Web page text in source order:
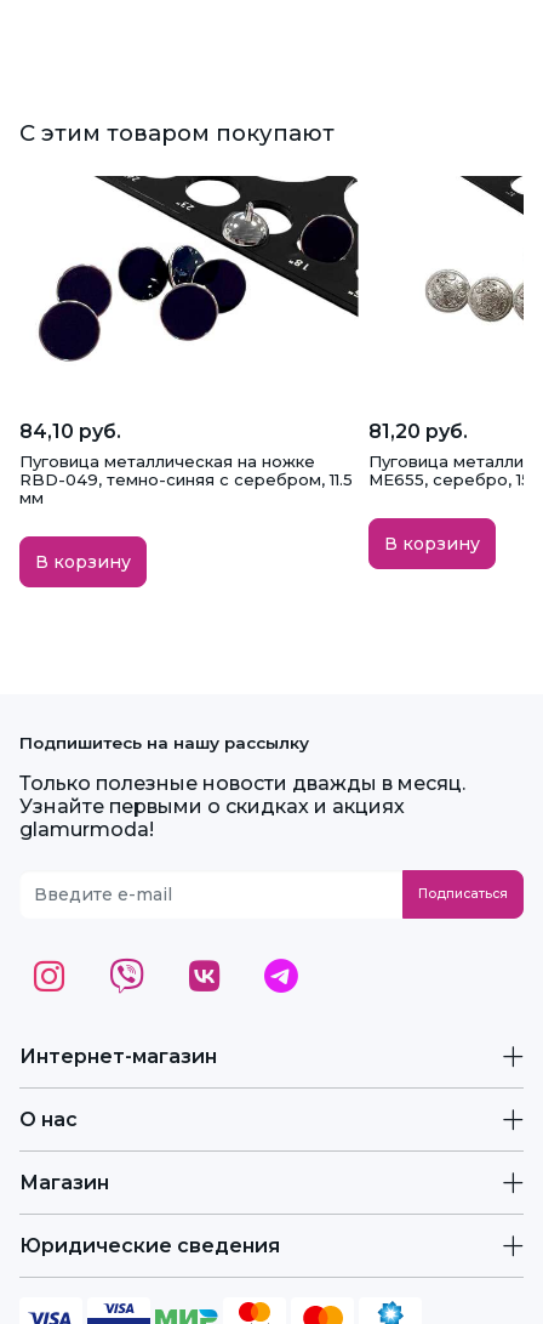
С этим товаром покупают
84,10 руб.
Пуговица металлическая на ножке
RBD-049, темно-синяя с серебром, 11.5
мм
В корзину
81,20 руб.
Пуговица
ME655, серебро, 15
В корзину
Интернет-магазин
О нас
Магазин
Юридические сведения
Подпишитесь на нашу рассылку
Только полезные новости дважды в месяц.
Узнайте первыми о скидках и акциях
glamurmoda!